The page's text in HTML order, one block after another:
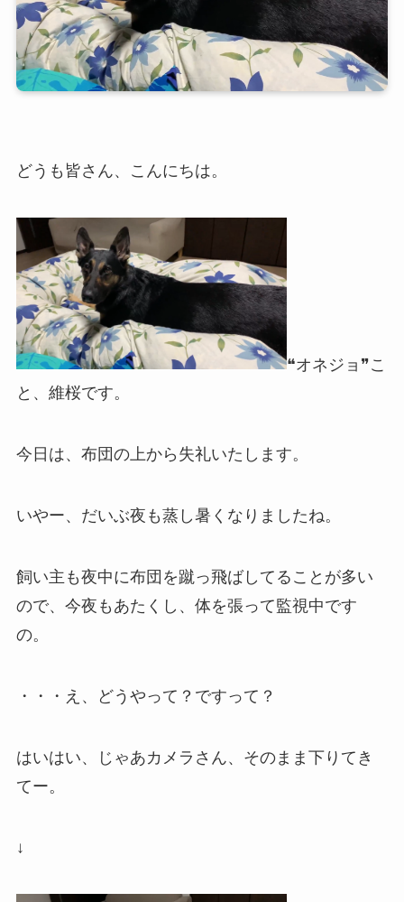
どうも皆さん、こんにちは。
❝オネジョ❞こ
と、維桜です。
今日は、布団の上から失礼いたします。
いやー、だいぶ夜も蒸し暑くなりましたね。
飼い主も夜中に布団を蹴っ飛ばしてることが多い
ので、今夜もあたくし、体を張って監視中です
の。
・・・え、どうやって？ですって？
はいはい、じゃあカメラさん、そのまま下りてき
てー。
↓